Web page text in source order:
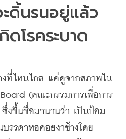
ดิ้นรนอยู่แล้ว
โรคระบาด
งที่ไหนไกล แค่ดูจากสภาพใน
(คณะกรรมการเพื่อการ
ซึ่งขึ้นชื่อมานานว่า เป็นป้อม
บรรดาหอคอยงาช้าง โดย